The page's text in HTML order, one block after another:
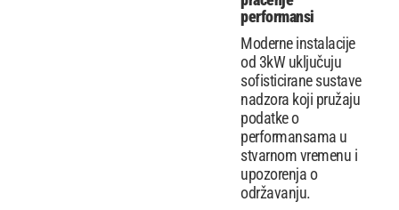
performansi
Moderne instalacije
od 3kW uključuju
sofisticirane sustave
nadzora koji pružaju
podatke o
performansama u
stvarnom vremenu i
upozorenja o
održavanju.